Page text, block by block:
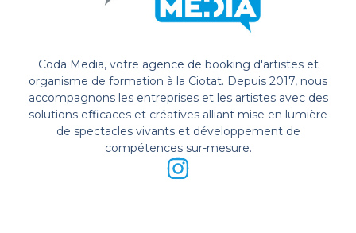
Coda Media, votre agence de booking d'artistes et
organisme de formation à la Ciotat. Depuis 2017, nous
accompagnons les entreprises et les artistes avec des
solutions efficaces et créatives alliant mise en lumière
de spectacles vivants et développement de
compétences sur-mesure.